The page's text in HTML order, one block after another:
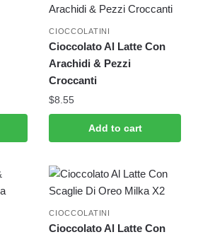
CIOCCOLATINI
Cioccolato Al Latte Con
Arachidi & Pezzi
Croccanti
$8.55
Add to cart
CIOCCOLATINI
Cioccolato Al Latte Con